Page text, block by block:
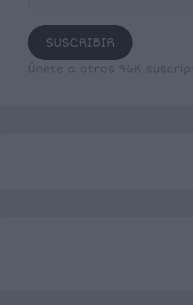
SUSCRIBIR
Únete a otros 96K